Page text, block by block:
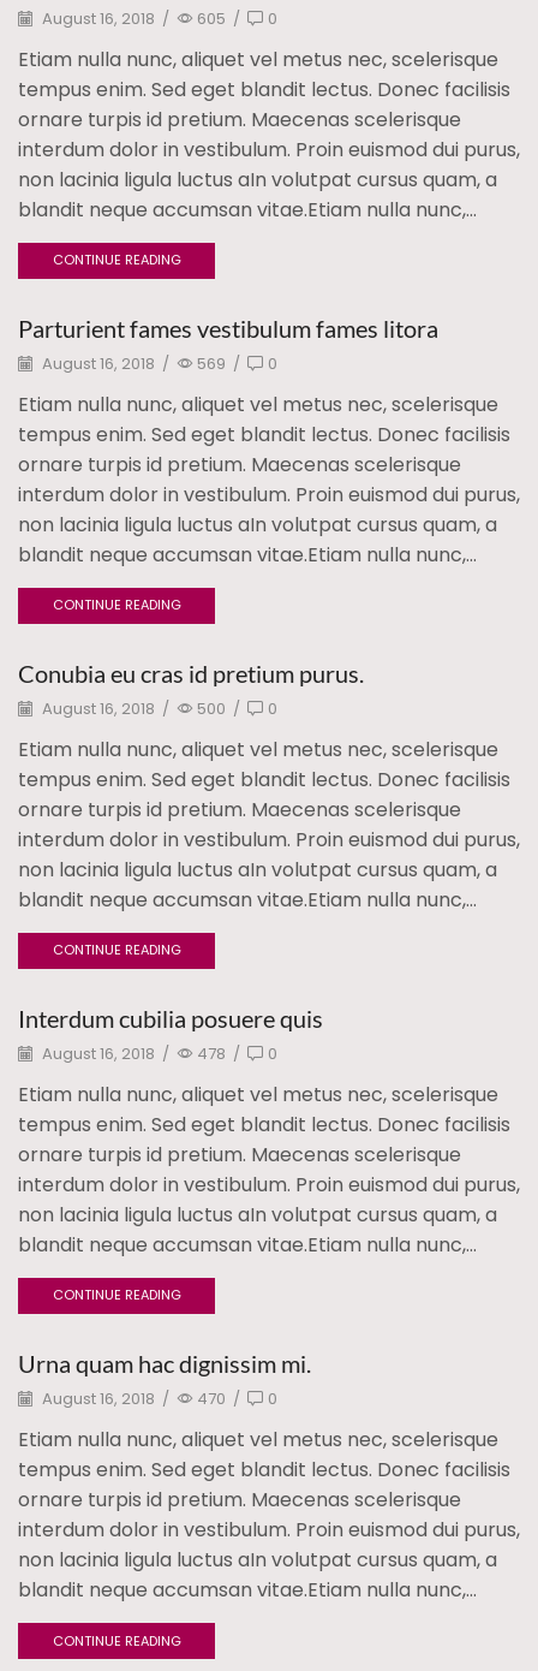
August 16, 2018 / 605 / 0
Etiam nulla nunc, aliquet vel metus nec, scelerisque
tempus enim. Sed eget blandit lectus. Donec facilisis
ornare turpis id pretium. Maecenas scelerisque
interdum dolor in vestibulum. Proin euismod dui purus,
non lacinia ligula luctus aIn volutpat cursus quam, a
blandit neque accumsan vitae.Etiam nulla nunc,...
CONTINUE READING
Parturient fames vestibulum fames litora
August 16, 2018 / 569 / 0
Etiam nulla nunc, aliquet vel metus nec, scelerisque
tempus enim. Sed eget blandit lectus. Donec facilisis
ornare turpis id pretium. Maecenas scelerisque
interdum dolor in vestibulum. Proin euismod dui purus,
non lacinia ligula luctus aIn volutpat cursus quam, a
blandit neque accumsan vitae.Etiam nulla nunc,...
CONTINUE READING
Conubia eu cras id pretium purus.
August 16, 2018 / 500 / 0
Etiam nulla nunc, aliquet vel metus nec, scelerisque
tempus enim. Sed eget blandit lectus. Donec facilisis
ornare turpis id pretium. Maecenas scelerisque
interdum dolor in vestibulum. Proin euismod dui purus,
non lacinia ligula luctus aIn volutpat cursus quam, a
blandit neque accumsan vitae.Etiam nulla nunc,...
CONTINUE READING
Interdum cubilia posuere quis
August 16, 2018 / 478 / 0
Etiam nulla nunc, aliquet vel metus nec, scelerisque
tempus enim. Sed eget blandit lectus. Donec facilisis
ornare turpis id pretium. Maecenas scelerisque
interdum dolor in vestibulum. Proin euismod dui purus,
non lacinia ligula luctus aIn volutpat cursus quam, a
blandit neque accumsan vitae.Etiam nulla nunc,...
CONTINUE READING
Urna quam hac dignissim mi.
August 16, 2018 / 470 / 0
Etiam nulla nunc, aliquet vel metus nec, scelerisque
tempus enim. Sed eget blandit lectus. Donec facilisis
ornare turpis id pretium. Maecenas scelerisque
interdum dolor in vestibulum. Proin euismod dui purus,
non lacinia ligula luctus aIn volutpat cursus quam, a
blandit neque accumsan vitae.Etiam nulla nunc,...
CONTINUE READING